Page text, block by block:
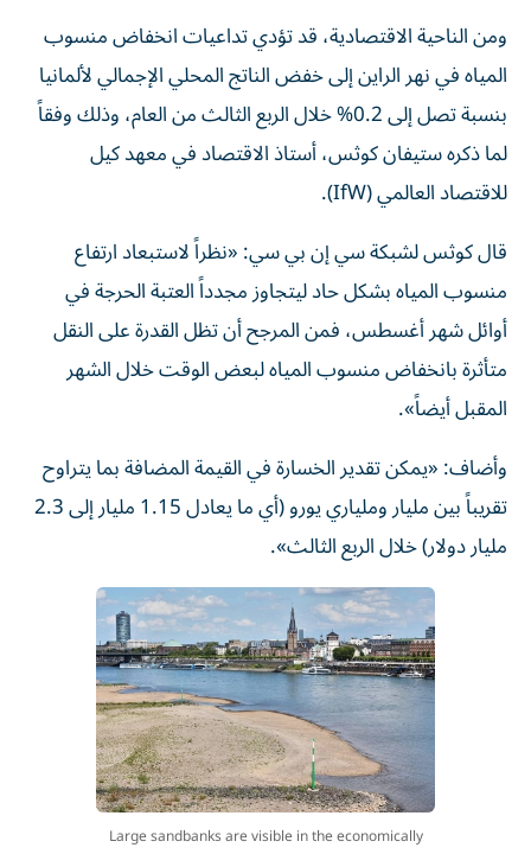
ومن الناحية الاقتصادية، قد تؤدي تداعيات انخفاض منسوب
المياه في نهر الراين إلى خفض الناتج المحلي الإجمالي لألمانيا
بنسبة تصل إلى 0.2% خلال الربع الثالث من العام، وذلك وفقاً
لما ذكره ستيفان كوثس، أستاذ الاقتصاد في معهد كيل
للاقتصاد العالمي (IfW).
قال كوثس لشبكة سي إن بي سي: «نظراً لاستبعاد ارتفاع
منسوب المياه بشكل حاد ليتجاوز مجدداً العتبة الحرجة في
أوائل شهر أغسطس، فمن المرجح أن تظل القدرة على النقل
متأثرة بانخفاض منسوب المياه لبعض الوقت خلال الشهر
المقبل أيضاً».
وأضاف: «يمكن تقدير الخسارة في القيمة المضافة بما يتراوح
تقريباً بين مليار وملياري يورو (أي ما يعادل 1.15 مليار إلى 2.3
مليار دولار) خلال الربع الثالث».
Large sandbanks are visible in the economically